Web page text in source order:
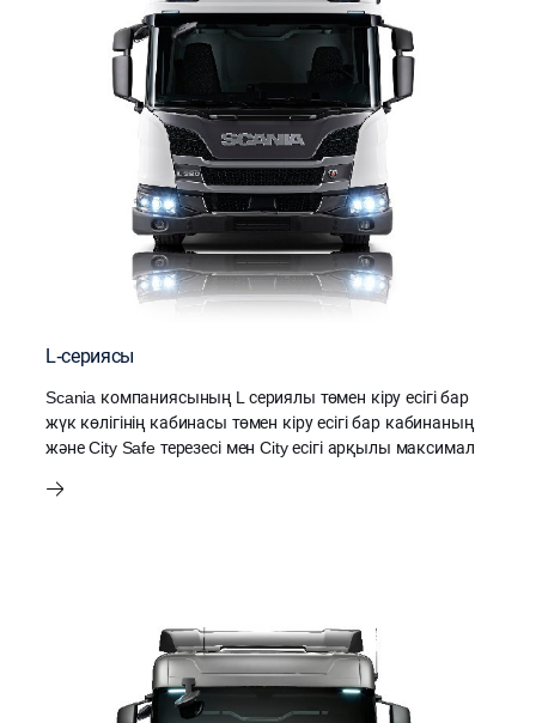
L-сериясы
Scania компаниясының L сериялы төмен кіру есігі бар
жүк көлігінің кабинасы төмен кіру есігі бар кабинаның
және City Safe терезесі мен City есігі арқылы максимал